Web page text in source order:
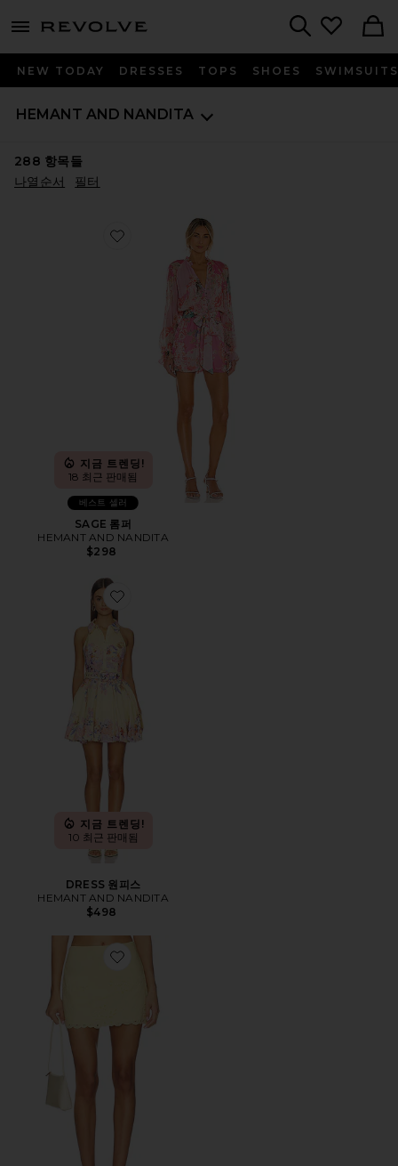
menu - shows more content
NEW TODAY DRESSES TOPS SHOES SWIMSUITS
HEMANT AND NANDITA
288 항목들
나열순서
필터
Favorite SAGE 롬퍼
지금 트렌딩!
18 최근 판매됨
베스트 셀러
SAGE 롬퍼
HEMANT AND NANDITA
$298
Favorite DRESS 원피스
지금 트렌딩!
10 최근 판매됨
DRESS 원피스
HEMANT AND NANDITA
$498
Favorite SKIRT 스커트